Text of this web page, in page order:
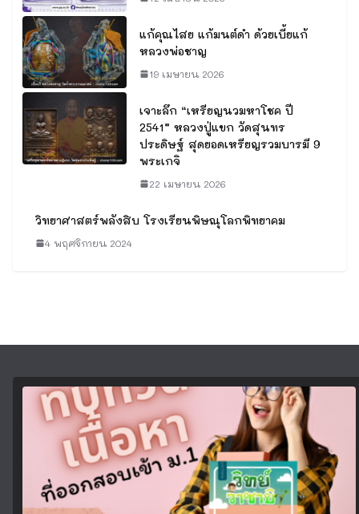
แก้คุณไสย แก้มนต์ดำ ด้วยเบี้ยแก้
หลวงพ่อชาญ
19 เมษายน 2026
เจาะลึก “เหรียญนวมหาโชค ปี
2541” หลวงปู่แขก วัดสุนทร
ประดิษฐ์ สุดยอดเหรียญรวมบารมี 9
พระเกจิ
22 เมษายน 2026
วิทยาศาสตร์พลังสิบ โรงเรียนพิษณุโลกพิทยาคม
4 พฤศจิกายน 2024